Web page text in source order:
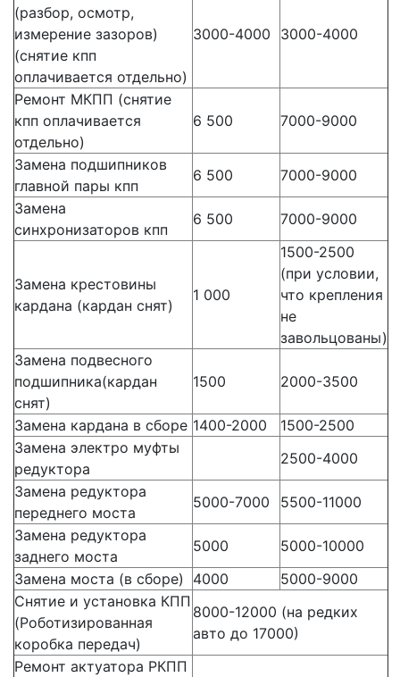
(разбор, осмотр,
измерение зазоров)
(снятие кпп
оплачивается отдельно)
3000-4000 3000-4000
Ремонт МКПП (снятие
кпп оплачивается
отдельно)
6 500 7000-9000
Замена подшипников
главной пары кпп
6 500
7000-9000
Замена
синхронизаторов кпп
6 500 7000-9000
Замена крестовины
кардана (кардан снят)
1 000
1500-2500
(при условии,
что крепления
не
завольцованы)
Замена подвесного
подшипника(кардан
снят)
1500 2000-3500
Замена кардана в сборе 1400-2000
1500-2500
Замена электро муфты
редуктора
2500-4000
Замена редуктора
переднего моста
5000-7000
5500-11000
Замена редуктора
заднего моста
5000
5000-10000
Замена моста (в сборе)
4000
5000-9000
Снятие и установка КПП
(Роботизированная
коробка передач)
8000-12000 (на редких
авто до 17000)
Ремонт актуатора РКПП